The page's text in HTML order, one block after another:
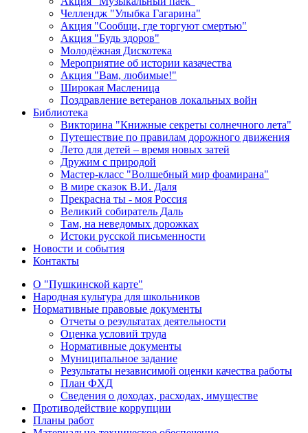
Челлендж "Улыбка Гагарина"
Акция "Сообщи, где торгуют смертью"
Акция "Будь здоров"
Молодёжная Дискотека
Мероприятие об истории казачества
Акция "Вам, любимые!"
Широкая Масленица
Поздравление ветеранов локальных войн
Библиотека
Викторина "Книжные секреты солнечного лета"
Путешествие по правилам дорожного движения
Лето для детей – время новых затей
Дружим с природой
Мастер-класс "Волшебный мир фоамирана"
В мире сказок В.И. Даля
Прекрасна ты - моя Россия
Великий собиратель Даль
Там, на неведомых дорожках
Истоки русской письменности
Новости и события
Контакты
О "Пушкинской карте"
Народная культура для школьников
Нормативные правовые документы
Отчеты о результатах деятельности
Оценка условий труда
Нормативные документы
Муниципальное задание
Результаты независимой оценки качества работы
План ФХД
Сведения о доходах, расходах, имуществе
Противодействие коррупции
Планы работ